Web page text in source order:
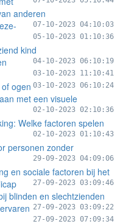
anderen
07-10-2023 04:10:03
05-10-2023 01:10:36
kind
04-10-2023 06:10:19
03-10-2023 11:10:41
ogen 03-10-2023 06:10:24
met een visuele
02-10-2023 02:10:36
Welke factoren spelen
02-10-2023 01:10:43
personen zonder
29-09-2023 04:09:06
en sociale factoren bij het
27-09-2023 03:09:46
blinden en slechtzienden
27-09-2023 03:09:22
27-09-2023 07:09:34